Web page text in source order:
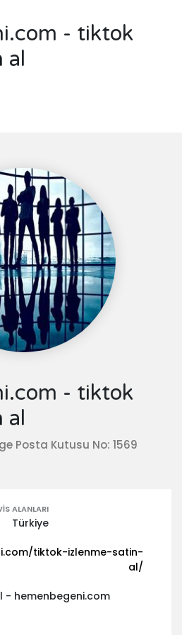
- tiktok
al
- tiktok
al
Posta Kutusu No: 1569
ALANLARI
Türkiye
tiktok-izlenme-satin-
al/
- hemenbegeni.com